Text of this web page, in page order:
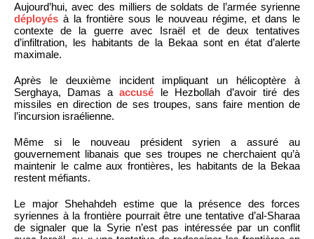
Aujourd’hui, avec des milliers de soldats de l’armée syrienne
déployés à la frontière sous le nouveau régime, et dans le
contexte de la guerre avec Israël et de deux tentatives
d’infiltration, les habitants de la Bekaa sont en état d’alerte
maximale.
Après le deuxième incident impliquant un hélicoptère à
Serghaya, Damas aaccusé le Hezbollah d’avoir tiré des
missiles en direction de ses troupes, sans faire mention de
l’incursion israélienne.
Même si le nouveau président syrien a assuré au
gouvernement libanais que ses troupes ne cherchaient qu’à
maintenir le calme aux frontières, les habitants de la Bekaa
restent méfiants.
Le major Shehahdeh estime que la présence des forces
syriennes à la frontière pourrait être une tentative d’al-Sharaa
de signaler que la Syrie n’est pas intéressée par un conflit